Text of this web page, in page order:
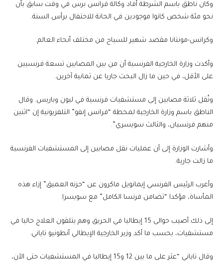
وكان ناطق باسم الشرطة أفاد وكالة فرانس برس في وقت سابق بأن
نحو مئة شخص كانوا موجودين في الحانة للاحتفال برأس السنة.
وكرانس-مونتانا مقصد شهير للسياح من مختلف أنحاء العالم.
وأكدت وزارة الخارجية الفرنسية أن من بين المصابين تسعة فرنسيين
على الأقل، في حين ما زال البحث جاريا عن ثمانية آخرين.
ونُقل ثلاثة مصابين إلى مستشفيات فرنسية في ليون وباريس. وقال
الناطق باسم وزارة الخارجية لمحطة “فرانس إنفو” التلفزيونية إن “اثنين
منهم فرنسيان، والثالث سويسري”.
وأشارت الوزارة إلى أن عمليات نقل مصابين إلى المستشفيات الفرنسية
ما زالت جارية.
وأعرب الرئيس الفرنسي إيمانويل ماكرون عن “حزنه العميق” إزاء هذه
المأساة، مؤكدا “تضامن فرنسا الكامل” مع سويسرا.
إلى ذلك أصيب حوالى 15 إيطاليا في الحريق وهم يتلقون العلاج حاليا في
مستشفيات، بحسب ما أكد وزير الخارجية الإيطالي أنطونيو تاياني.
وقال تاياني “عثر على ما بين 12 و15 إيطاليا في المستشفيات حتى الآن،